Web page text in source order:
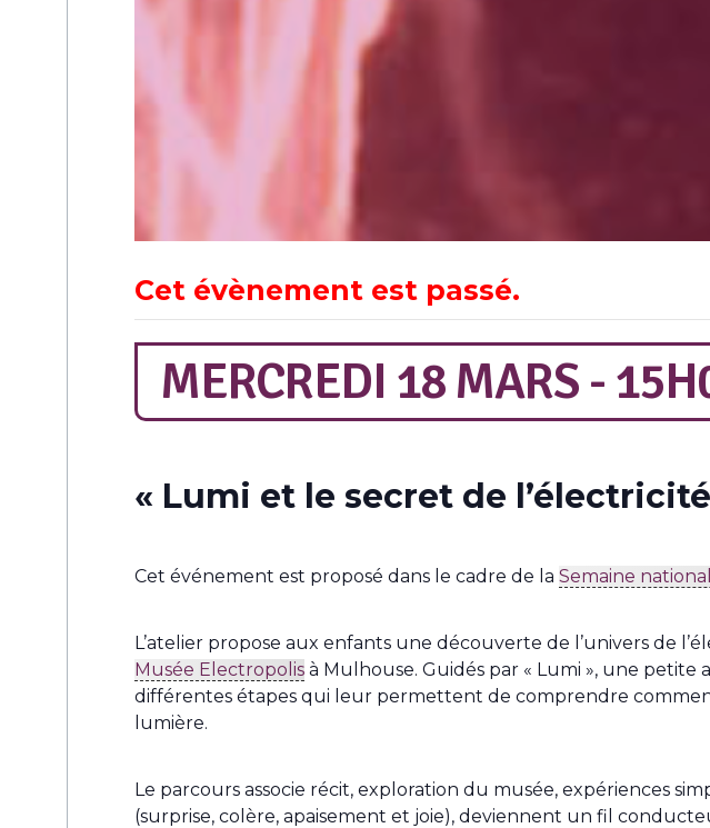
Cet évènement est passé.
MERCREDI 18 MARS -
« Lumi et le secret de
Cet événement est proposé dans le cadre de la Semaine
L’atelier propose aux enfants une découverte de l’univers de
Musée Electropolis à Mulhouse. Guidés par « Lumi », une
différentes étapes qui leur permettent de comprendre
lumière.
Le parcours associe récit, exploration du musée, expériences
(surprise, colère, apaisement et joie), deviennent un fil